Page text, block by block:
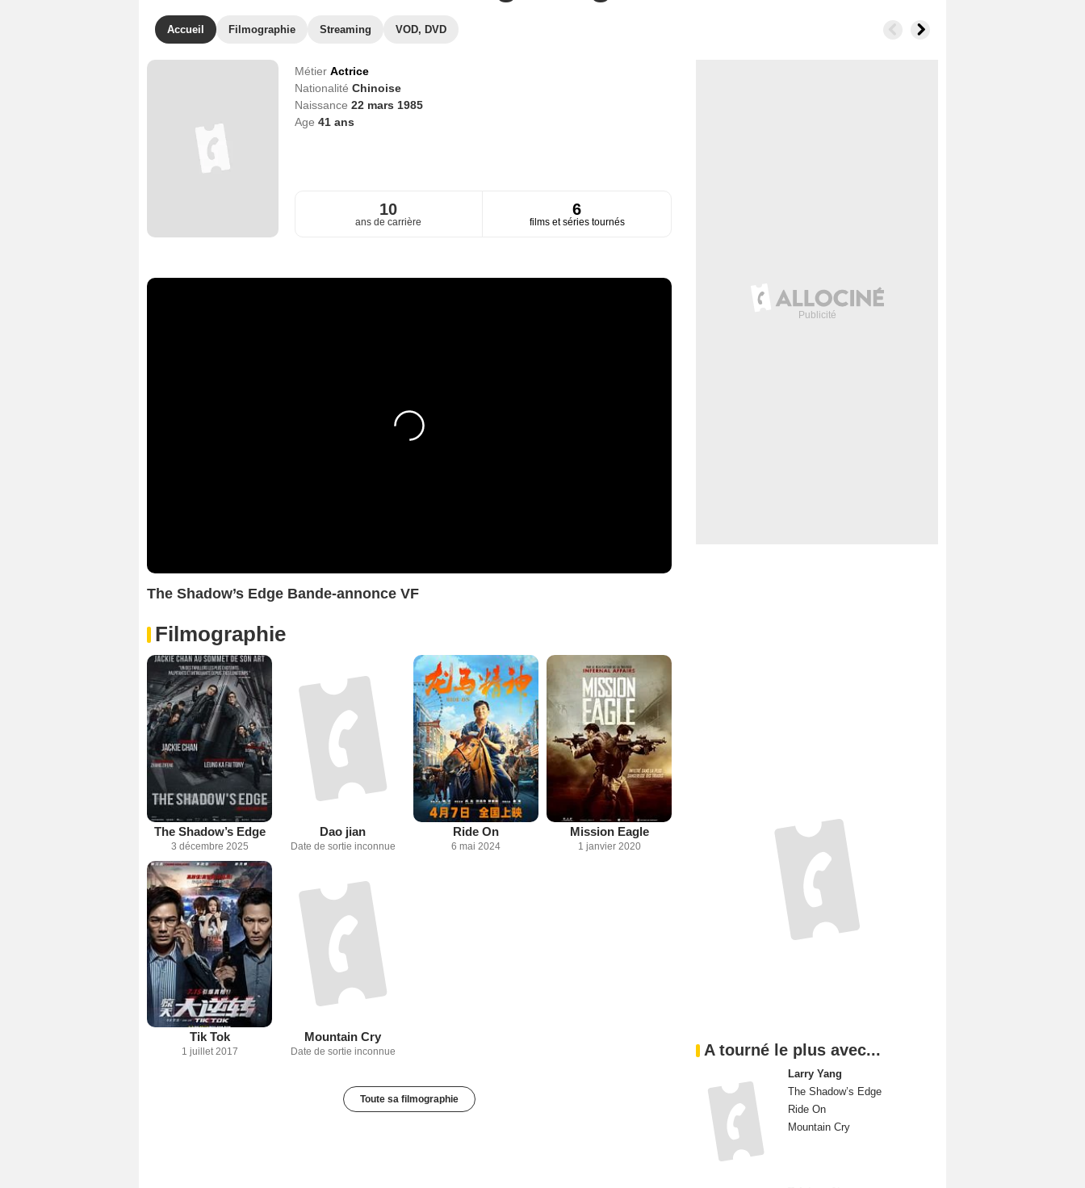
Accueil Filmographie Streaming VOD, DVD
Métier Actrice
Nationalité Chinoise
Naissance 22 mars 1985
Age 41ans
10
ans de carrière
6
films et séries tournés
The Shadow’s Edge Bande-annonce VF
Filmographie
The Shadow’s Edge
3 décembre 2025
Dao jian
Date de sortie inconnue
Ride On
6 mai 2024
Mission Eagle
1 janvier 2020
Tik Tok
1 juillet 2017
Mountain Cry
Date de sortie inconnue
Toute sa filmographie
A tourné le plus avec...
Larry Yang
The Shadow’s Edge
Ride On
Mountain Cry